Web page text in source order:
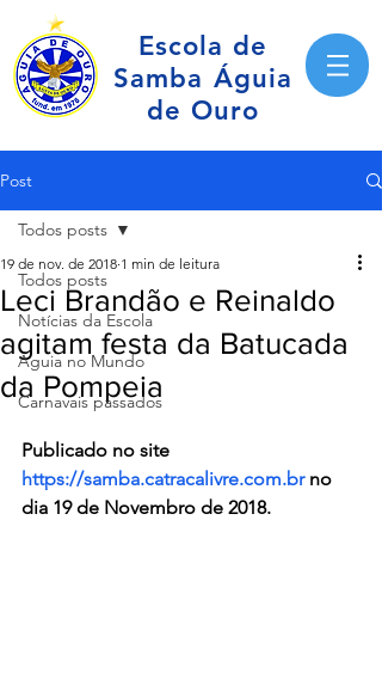
Escola de
Samba Águia
de Ouro
Post
Todos posts
Notícias da Escola
Águia no Mundo
Carnavais passados
Todos posts
Leci Brandão e Reinaldo
agitam festa da Batucada
da Pompeia
19 de nov. de 2018 1 min de leitura
Publicado no site
https://samba.catracalivre.com.br no
dia 19 de Novembro de 2018.